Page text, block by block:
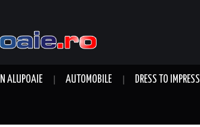
ALUPOAIE AUTOMOBILE DRESS TO IMPRESS